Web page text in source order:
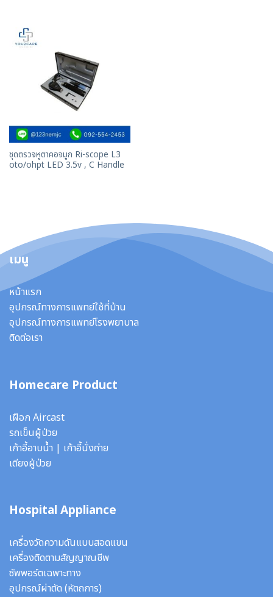
ชุดตรวจหูตาคอจมูก Ri-scope L3
oto/ohpt LED 3.5v , C Handle
เมนู
หน้าแรก
อุปกรณ์ทางการแพทย์ใช้ที่บ้าน
อุปกรณ์ทางการแพทย์โรงพยาบาล
ติดต่อเรา
Homecare Product
เฝือก Aircast
รถเข็นผู้ป่วย
เก้าอี้อาบน้ำ | เก้าอี้นั่งถ่าย
เตียงผู้ป่วย
Hospital Appliance
เครื่องวัดความดันแบบสอดแขน
เครื่องติดตามสัญญาณชีพ
ซัพพอร์ตเฉพาะทาง
อุปกรณ์ผ่าตัด (หัตถการ)